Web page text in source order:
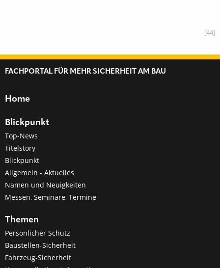
[44]
FACHPORTAL FÜR MEHR SICHERHEIT AM BAU
Home
Blickpunkt
Top-News
Titelstory
Blickpunkt
Allgemein - Aktuelles
Namen und Neuigkeiten
Messen, Seminare, Termine
Themen
Persönlicher Schutz
Baustellen-Sicherheit
Fahrzeug-Sicherheit